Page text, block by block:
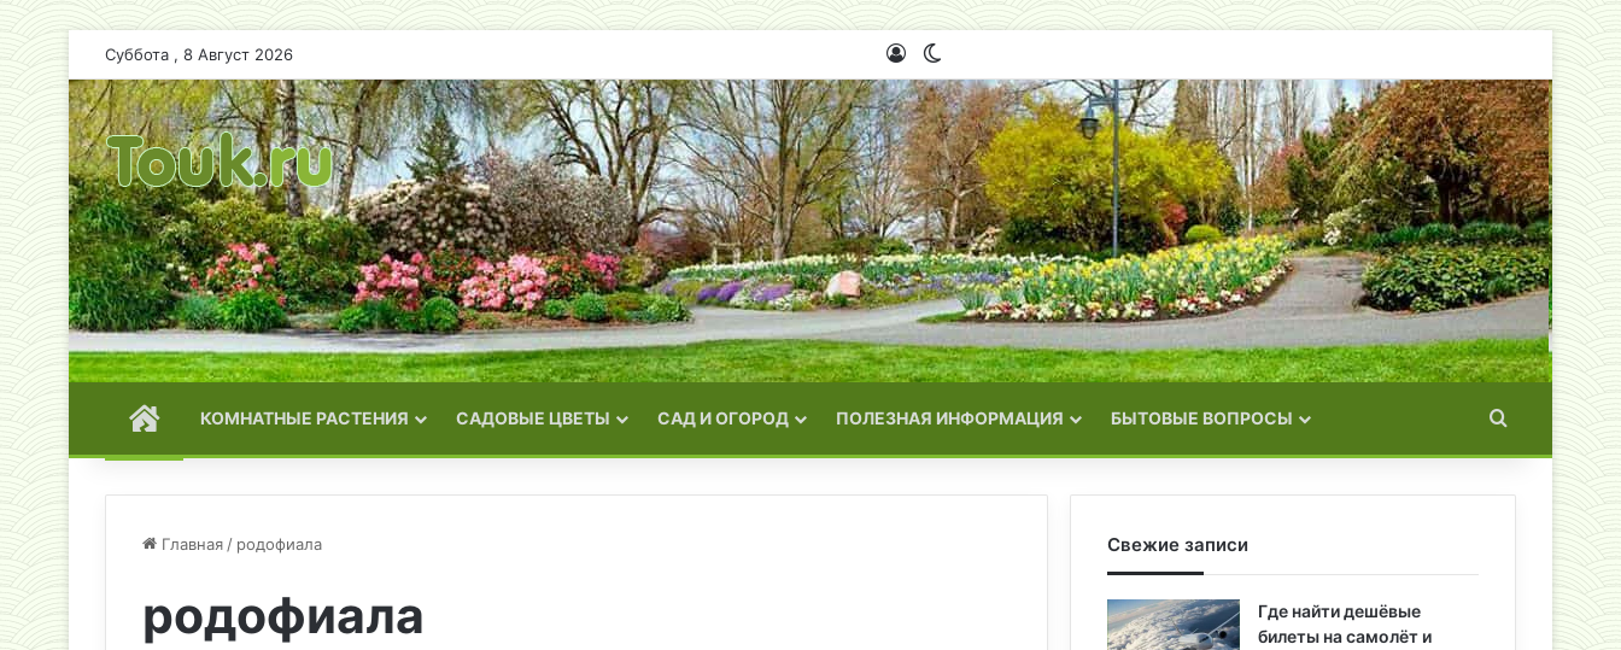
Суббота , 8 Август 2026 Войти
ГЛАВНАЯКОМНАТНЫЕ РАСТЕНИЯ САДОВЫЕ ЦВЕТЫ САД И ОГОРОД ПОЛЕЗНАЯ ИНФОРМАЦИЯ БЫТОВЫЕ ВОПРОСЫ Искать
Главная / родофиала
родофиала
Свежие записи
Где найти дешёвые
билеты на самолёт и